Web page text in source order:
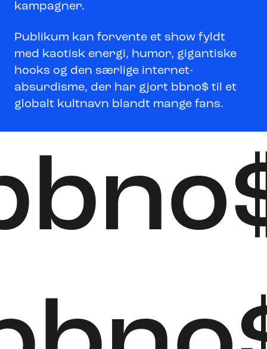
kampagner.
Publikum kan forvente et show fyldt
med kaotisk energi, humor, gigantiske
hooks og den særlige internet-
absurdisme, der har gjort bbno$ til et
globalt kultnavn blandt mange fans.